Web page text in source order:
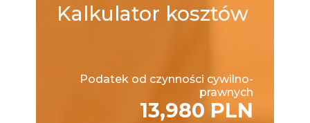
Kalkulator kosztów
Podatek od czynności cywilno-
prawnych
13,980 PLN